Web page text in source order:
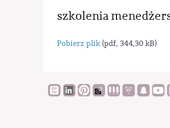
szkolenia
Pobierz plik(pdf, 344,30 kB)